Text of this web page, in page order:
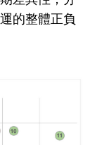
的整體正負